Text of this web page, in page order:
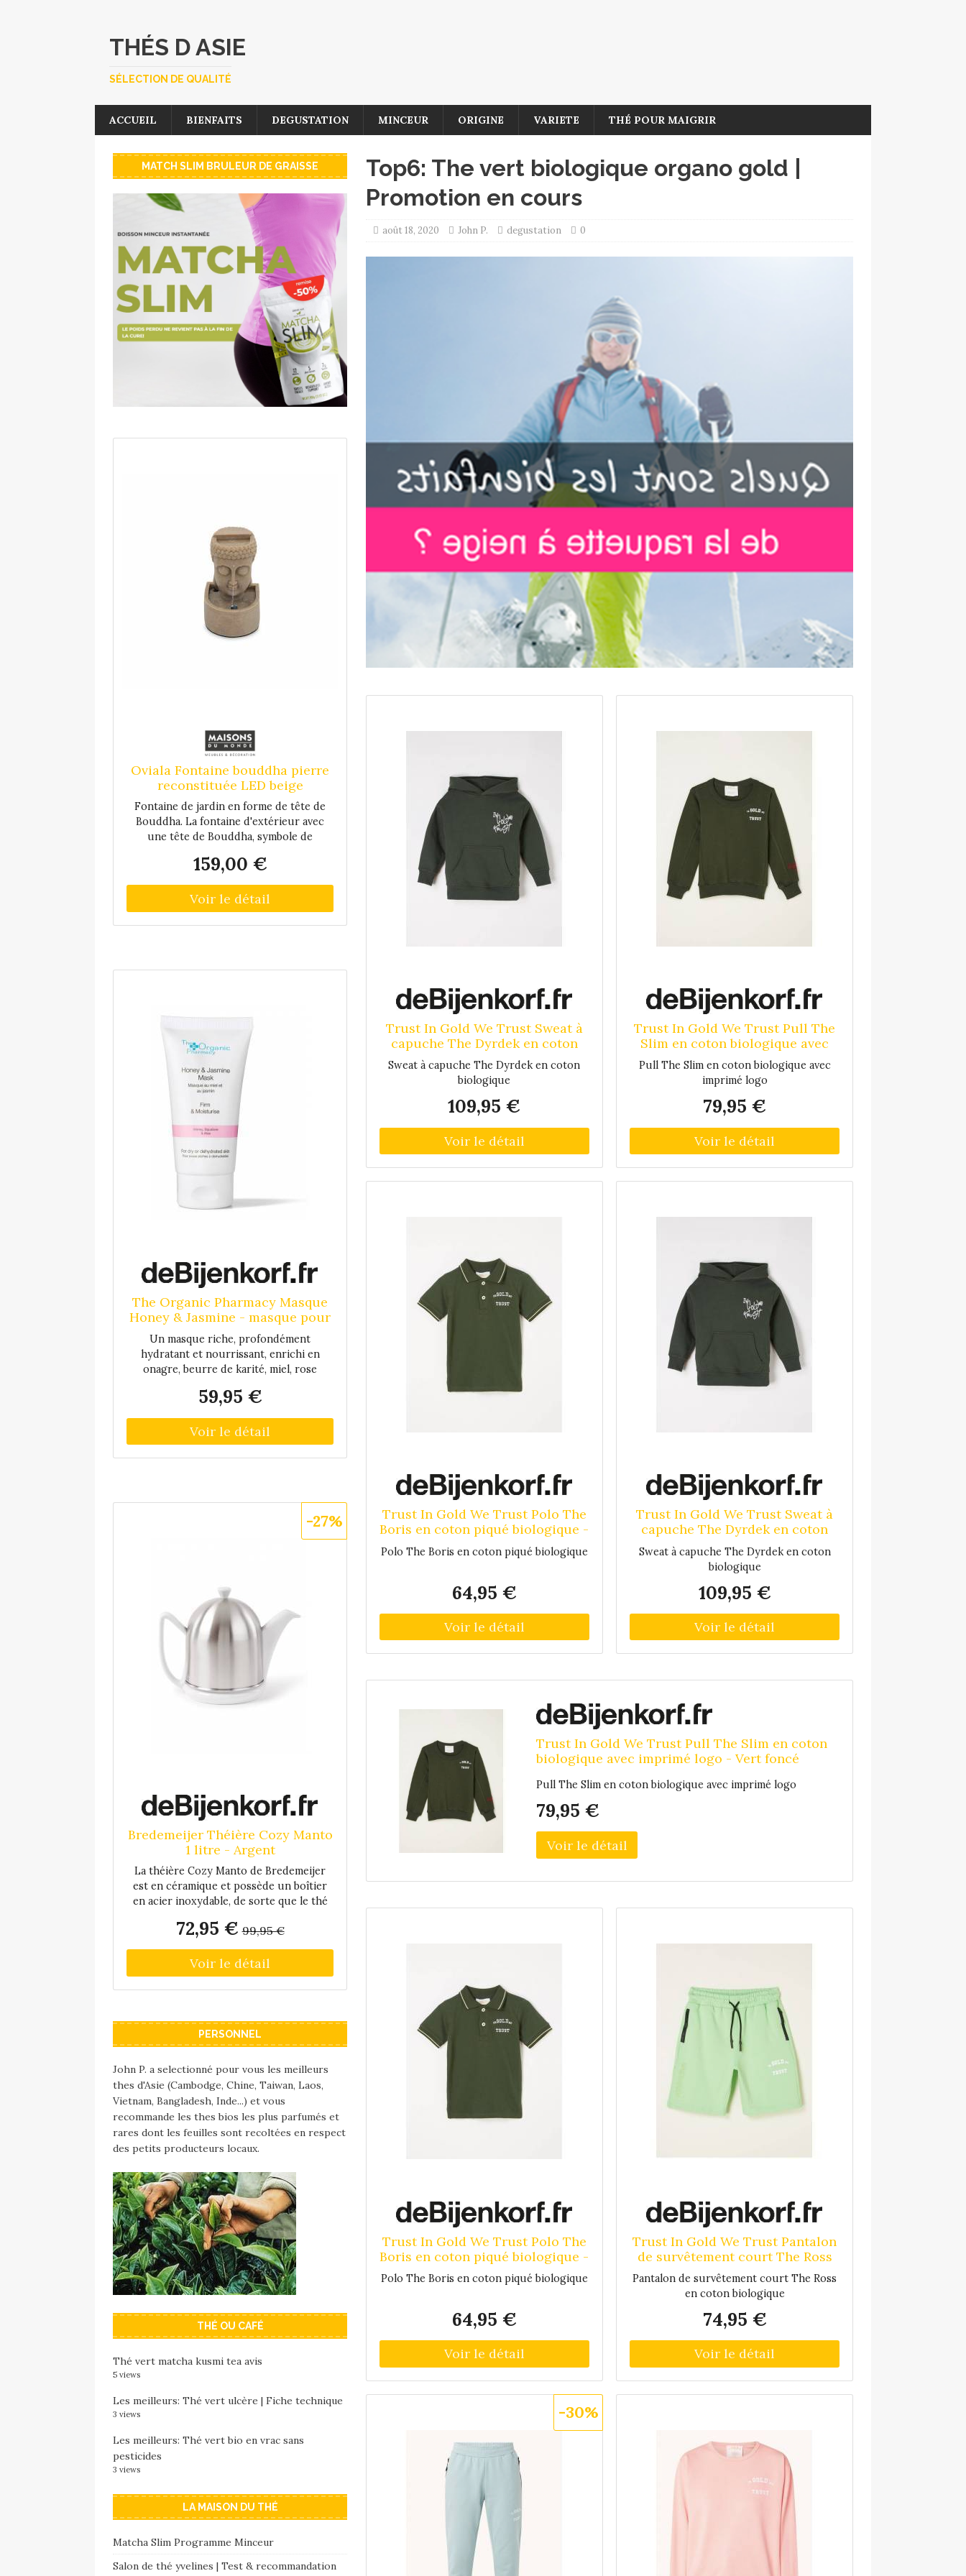
THÉS D ASIE
SÉLECTION DE QUALITÉ
ACCUEIL BIENFAITS DEGUSTATION MINCEUR ORIGINE VARIETE THÉ POUR MAIGRIR
Top6: The vert biologique organo gold |
Promotion en cours
août 18, 2020 John P. degustation 0
Trust In Gold We Trust Sweat à
capuche The Dyrdek en coton
biologique - Vert foncé
Sweat à capuche The Dyrdek en coton
biologique
109,95 €
Trust In Gold We Trust Pull The
Slim en coton biologique avec
imprimé logo - Vert foncé
Pull The Slim en coton biologique avec
imprimé logo
79,95 €
Trust In Gold We Trust Polo The
Boris en coton piqué biologique -
Vert camouflage
Polo The Boris en coton piqué biologique
64,95 €
Trust In Gold We Trust Sweat à
capuche The Dyrdek en coton
biologique - Vert foncé
Sweat à capuche The Dyrdek en coton
biologique
109,95 €
Trust In Gold We Trust Pull The Slim en coton
biologique avec imprimé logo - Vert foncé
Pull The Slim en coton biologique avec imprimé logo
79,95 €
Trust In Gold We Trust Polo The
Boris en coton piqué biologique -
Vert camouflage
Polo The Boris en coton piqué biologique
64,95 €
Trust In Gold We Trust Pantalon
de survêtement court The Ross
en coton biologique - Vert
Pantalon de survêtement court The Ross
en coton biologique
74,95 €
-30%
MATCH SLIM BRULEUR DE GRAISSE
Oviala Fontaine bouddha pierre
reconstituée LED beige
Fontaine de jardin en forme de tête de
Bouddha. La fontaine d'extérieur avec
une tête de Bouddha, symbole de
accessoire déco pour le jardin, le balcon
ou la terrasse. Le ruissellement de l'eau,
qui se fait en circuit fermé, génère un
bruit de fond discret et apaisant. La
fontaine tête de Bouddha est munie
tout en mettant votre extérieur en
optimale en extérieur, elle est
intégralement construite en polyrésine
et fibre de verre, avec projections de
poudre de verre pour un rendu granit
naturel. La fontaine de jardin en
fiberstone est résistante aux rayons
ultraviolets et aux intempéries : vous
pouvez l'installer dehors tout au long de
l'année. Le système de pompe s'installe en
toute facilité, il est fourni avec un câble
d'alimentation d'une longueur de 5 m. La
cm de côtés et 46 cm de hauteur. La
notice pour le montage est incluse.
159,00 €
The Organic Pharmacy Masque
Honey & Jasmine - masque pour
le visage - Multicouleur
Un masque riche, profondément
hydratant et nourrissant, enrichi en
onagre, beurre de karité, miel, rose
aident à restaurer l’élasticité de la peau
peau sèche et déshydratée. Conseil
d’utilisation : appliquer sur une peau
nettoyée et rincer à l’eau tiède après
59,95 €
Bredemeijer Théière Cozy Manto
1 litre - Argent
La théière Cozy Manto de Bredemeijer
est en céramique et possède un boîtier
en acier inoxydable, de sorte que le thé
verseur blanc ne goutte pas pendant le
versement et la poignée tient bien. Le
produit est livré avec un filtre à thé. La
théière va au lave-vaisselle, mais le boîtier
métallique ne l'est pas. Une théière
72,95 € 99,95 €
-27%
PERSONNEL
John P. a selectionné pour vous les meilleurs
thes d'Asie (Cambodge, Chine, Taiwan, Laos,
Vietnam, Bangladesh, Inde...) et vous
recommande les thes bios les plus parfumés et
rares dont les feuilles sont recoltées en respect
des petits producteurs locaux.
THÉ OU CAFÉ
Thé vert matcha kusmi tea avis
5 views
Les meilleurs: Thé vert ulcère | Fiche technique
3 views
Les meilleurs: Thé vert bio en vrac sans
pesticides
3 views
LA MAISON DU THÉ
Matcha Slim Programme Minceur
Salon de thé yvelines | Test & recommandation